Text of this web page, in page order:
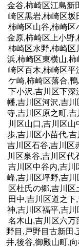
金谷,柿崎区江島新
崎区黒岩,柿崎区坂
柿崎区山谷,柿崎区
金原,柿崎区上小野
柿崎区水野,柿崎区
浜,柿崎区東横山,
崎区百木,柿崎区平
ケ崎,柿崎区落合,
下小沢,吉川区下深
幡,吉川区河沢,吉
寺,吉川区原之町,
川区山口,吉川区
歩,吉川区小苗代,
吉川区石谷,吉川区
川区泉谷,吉川区代
吉川区中谷内,吉川
峰,吉川区坪野,吉川
区杜氏の郷,吉川
田中,吉川区道之
神,吉川区福平,吉
名木山,吉川区六万
野目,戸野目古新田
井,後谷,御殿山町,